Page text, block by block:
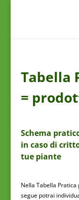
Tabella
=
Schema
in caso di
tue piante
Nella Tabella Pratica
segue potrai